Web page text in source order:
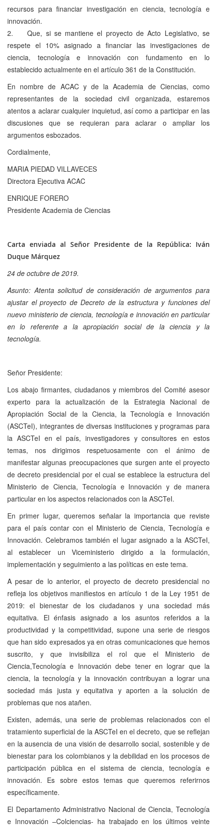
recursos para financiar investigación en ciencia, tecnología e
innovación.
2. Que, si se mantiene el proyecto de Acto Legislativo, se
respete el 10% asignado a financiar las investigaciones de
ciencia, tecnología e innovación con fundamento en lo
establecido actualmente en el artículo 361 de la Constitución.
En nombre de ACAC y de la Academia de Ciencias, como
representantes de la sociedad civil organizada, estaremos
atentos a aclarar cualquier inquietud, así como a participar en las
discusiones que se requieran para aclarar o ampliar los
argumentos esbozados.
Cordialmente,
MARIA PIEDAD VILLAVECES
Directora Ejecutiva ACAC
ENRIQUE FORERO
Presidente Academia de Ciencias
Carta enviada al Señor Presidente de la República: Iván
Duque Márquez
24 de octubre de 2019.
Asunto: Atenta solicitud de consideración de argumentos para
ajustar el proyecto de Decreto de la estructura y funciones del
nuevo ministerio de ciencia, tecnología e innovación en particular
en lo referente a la apropiación social de la ciencia y la
tecnología.
Señor Presidente:
Los abajo firmantes, ciudadanos y miembros del Comité asesor
experto para la actualización de la Estrategia Nacional de
Apropiación Social de la Ciencia, la Tecnología e Innovación
(ASCTeI), integrantes de diversas instituciones y programas para
la ASCTeI en el país, investigadores y consultores en estos
temas, nos dirigimos respetuosamente con el ánimo de
manifestar algunas preocupaciones que surgen ante el proyecto
de decreto presidencial por el cual se establece la estructura del
Ministerio de Ciencia, Tecnología e Innovación y de manera
particular en los aspectos relacionados con la ASCTeI.
En primer lugar, queremos señalar la importancia que reviste
para el país contar con el Ministerio de Ciencia, Tecnología e
Innovación. Celebramos también el lugar asignado a la ASCTeI,
al establecer un Viceministerio dirigido a la formulación,
implementación y seguimiento a las políticas en este tema.
A pesar de lo anterior, el proyecto de decreto presidencial no
refleja los objetivos manifiestos en artículo 1 de la Ley 1951 de
2019: el bienestar de los ciudadanos y una sociedad más
equitativa. El énfasis asignado a los asuntos referidos a la
productividad y la competitividad, supone una serie de riesgos
que han sido expresados ya en otras comunicaciones que hemos
suscrito, y que invisibiliza el rol que el Ministerio de
Ciencia,Tecnología e Innovación debe tener en lograr que la
ciencia, la tecnología y la innovación contribuyan a lograr una
sociedad más justa y equitativa y aporten a la solución de
problemas que nos atañen.
Existen, además, una serie de problemas relacionados con el
tratamiento superficial de la ASCTeI en el decreto, que se reflejan
en la ausencia de una visión de desarrollo social, sostenible y de
bienestar para los colombianos y la debilidad en los procesos de
participación pública en el sistema de ciencia, tecnología e
innovación. Es sobre estos temas que queremos referirnos
específicamente.
El Departamento Administrativo Nacional de Ciencia, Tecnología
e Innovación –Colciencias- ha trabajado en los últimos veinte